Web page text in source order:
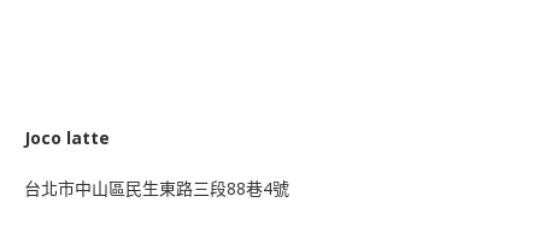
Joco latte
台北市中山區民生東路三段88巷4號